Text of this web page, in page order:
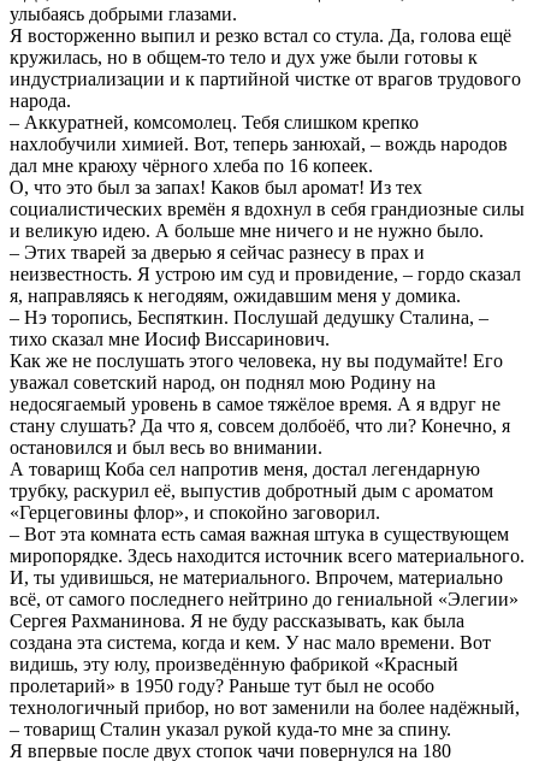
улыбаясь добрыми глазами.
Я восторженно выпил и резко встал со стула. Да, голова ещё
кружилась, но в общем-то тело и дух уже были готовы к
индустриализации и к партийной чистке от врагов трудового
народа.
– Аккуратней, комсомолец. Тебя слишком крепко
нахлобучили химией. Вот, теперь занюхай, – вождь народов
дал мне краюху чёрного хлеба по 16 копеек.
О, что это был за запах! Каков был аромат! Из тех
социалистических времён я вдохнул в себя грандиозные силы
и великую идею. А больше мне ничего и не нужно было.
– Этих тварей за дверью я сейчас разнесу в прах и
неизвестность. Я устрою им суд и провидение, – гордо сказал
я, направляясь к негодяям, ожидавшим меня у домика.
– Нэ торопись, Беспяткин. Послушай дедушку Сталина, –
тихо сказал мне Иосиф Виссаринович.
Как же не послушать этого человека, ну вы подумайте! Его
уважал советский народ, он поднял мою Родину на
недосягаемый уровень в самое тяжёлое время. А я вдруг не
стану слушать? Да что я, совсем долбоёб, что ли? Конечно, я
остановился и был весь во внимании.
А товарищ Коба сел напротив меня, достал легендарную
трубку, раскурил её, выпустив добротный дым с ароматом
«Герцеговины флор», и спокойно заговорил.
– Вот эта комната есть самая важная штука в существующем
миропорядке. Здесь находится источник всего материального.
И, ты удивишься, не материального. Впрочем, материально
всё, от самого последнего нейтрино до гениальной «Элегии»
Сергея Рахманинова. Я не буду рассказывать, как была
создана эта система, когда и кем. У нас мало времени. Вот
видишь, эту юлу, произведённую фабрикой «Красный
пролетарий» в 1950 году? Раньше тут был не особо
технологичный прибор, но вот заменили на более надёжный,
– товарищ Сталин указал рукой куда-то мне за спину.
Я впервые после двух стопок чачи повернулся на 180